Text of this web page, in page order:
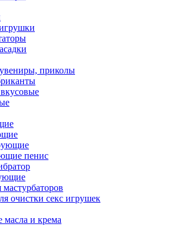
приколы
пенис
очистки секс игрушек
и крема